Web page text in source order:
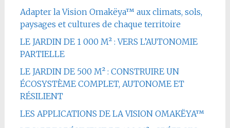
Adapter la Vision Omakëya™ aux climats, sols,
paysages et cultures de chaque territoire
LE JARDIN DE 1 000 M² : VERS L’AUTONOMIE
PARTIELLE
LE JARDIN DE 500 M² : CONSTRUIRE UN
ÉCOSYSTÈME COMPLET, AUTONOME ET
RÉSILIENT
LES APPLICATIONS DE LA VISION OMAKËYA™